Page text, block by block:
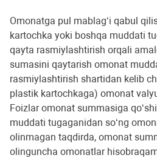
Omonatga pul mablag‘i qabul
kartochka yoki boshqa muddati
qayta rasmiylashtirish orqali
sumasini qaytarish omonat
rasmiylashtirish shartidan kelib
plastik kartochkaga) omonat
Foizlar omonat summasiga
muddati tugaganidan so‘ng
olinmagan taqdirda, omonat
olinguncha omonatlar